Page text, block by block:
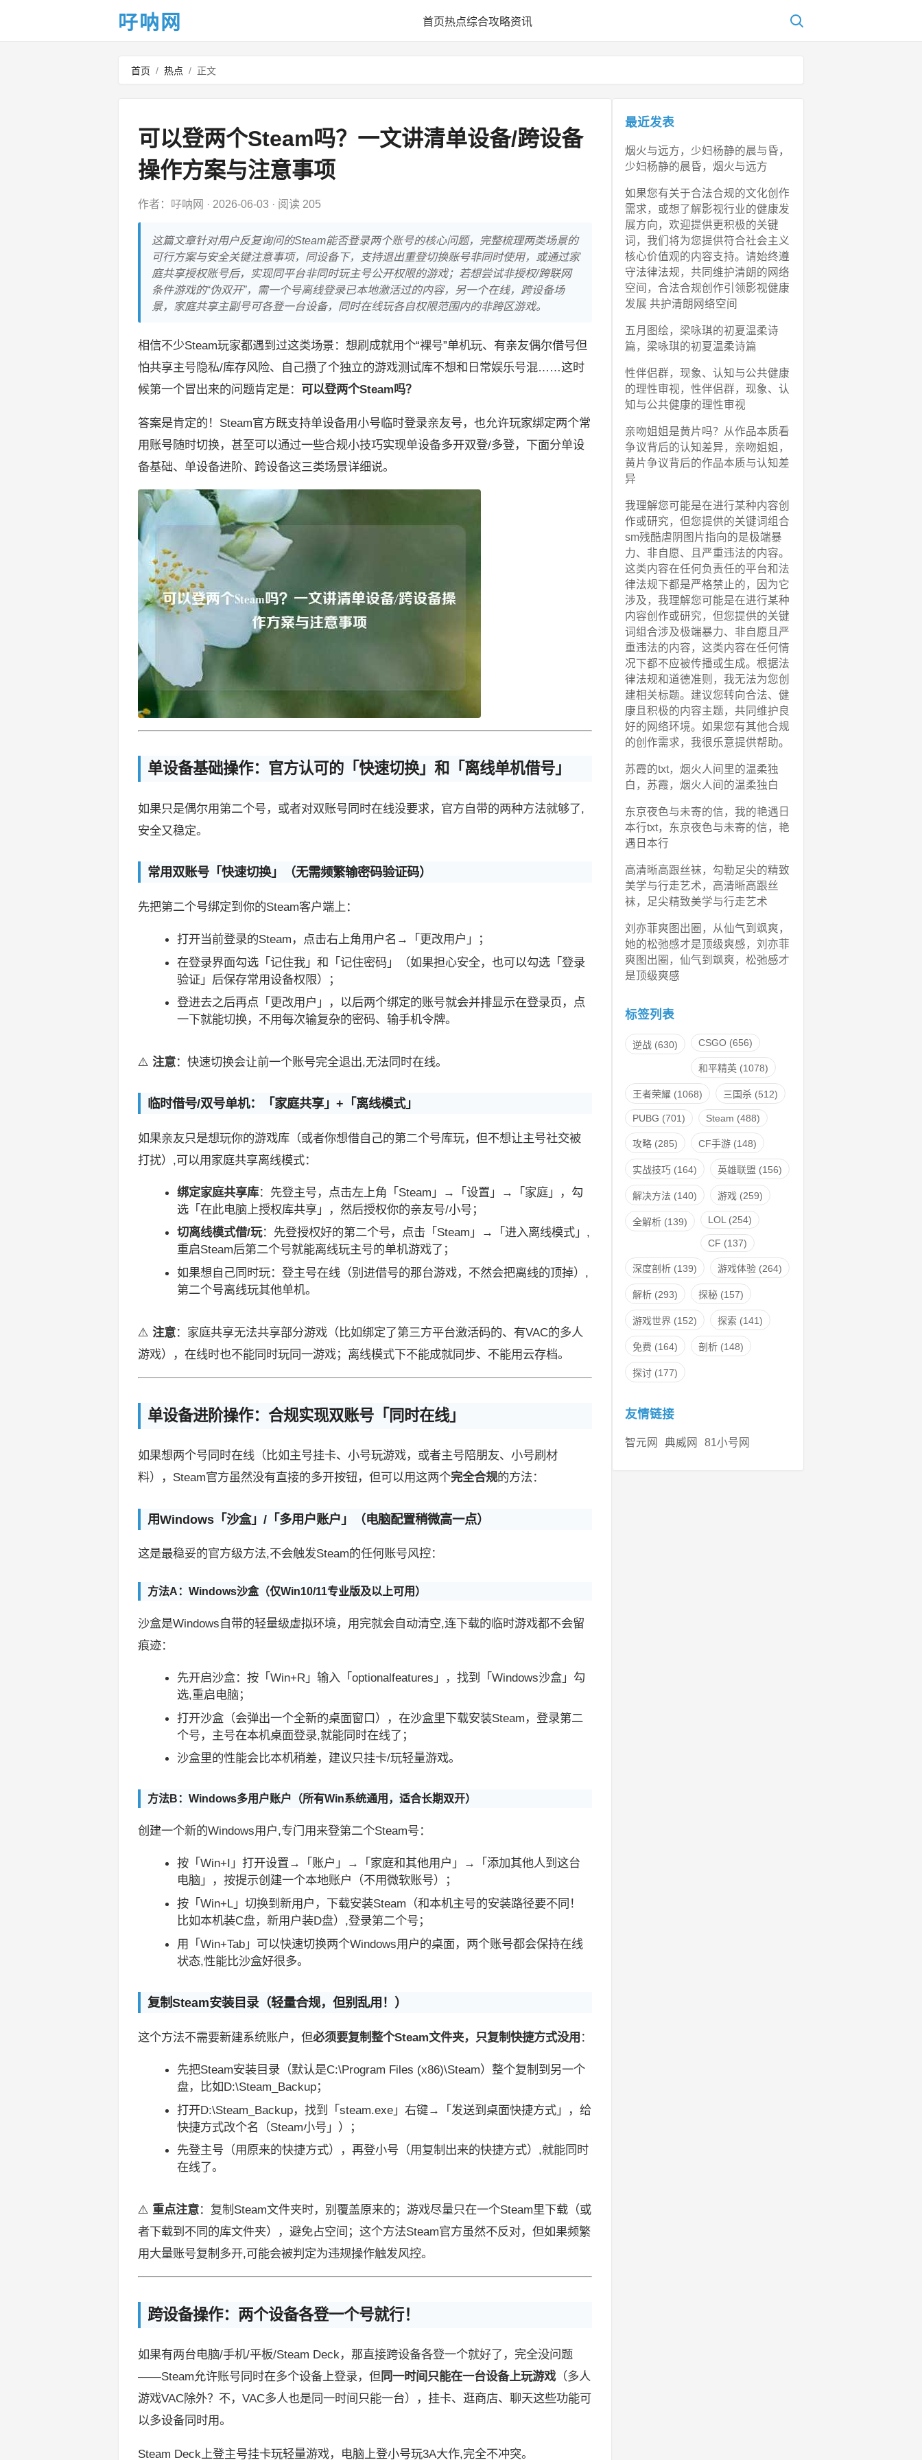
吇呐网 首页热点综合攻略资讯
首页 / 热点 / 正文
可以登两个Steam吗？一文讲清单设备/跨设备
操作方案与注意事项
作者：吇呐网 · 2026-06-03 · 阅读 205
这篇文章针对用户反复询问的Steam能否登录两个账号的核心问题，完整梳理两类场景的
可行方案与安全关键注意事项，同设备下，支持退出重登切换账号非同时使用，或通过家
庭共享授权账号后，实现同平台非同时玩主号公开权限的游戏；若想尝试非授权/跨联网
条件游戏的“伪双开”，需一个号离线登录已本地激活过的内容，另一个在线，跨设备场
景，家庭共享主副号可各登一台设备，同时在线玩各自权限范围内的非跨区游戏。
相信不少Steam玩家都遇到过这类场景：想刷成就用个“裸号”单机玩、有亲友偶尔借号但
怕共享主号隐私/库存风险、自己攒了个独立的游戏测试库不想和日常娱乐号混……这时
候第一个冒出来的问题肯定是： 可以登两个Steam吗？
答案是肯定的！Steam官方既支持单设备用小号临时登录亲友号，也允许玩家绑定两个常
用账号随时切换，甚至可以通过一些合规小技巧实现单设备多开双登/多登，下面分单设
备基础、单设备进阶、跨设备这三类场景详细说。
单设备基础操作：官方认可的「快速切换」和「离线单机借号」
如果只是偶尔用第二个号，或者对双账号同时在线没要求，官方自带的两种方法就够了,
安全又稳定。
常用双账号「快速切换」（无需频繁输密码验证码）
先把第二个号绑定到你的Steam客户端上：
打开当前登录的Steam，点击右上角用户名→「更改用户」；
在登录界面勾选「记住我」和「记住密码」（如果担心安全，也可以勾选「登录
验证」后保存常用设备权限）；
登进去之后再点「更改用户」，以后两个绑定的账号就会并排显示在登录页，点
一下就能切换，不用每次输复杂的密码、输手机令牌。
⚠️ 注意：快速切换会让前一个账号完全退出,无法同时在线。
临时借号/双号单机：「家庭共享」+「离线模式」
如果亲友只是想玩你的游戏库（或者你想借自己的第二个号库玩，但不想让主号社交被
打扰）,可以用家庭共享离线模式：
绑定家庭共享库：先登主号，点击左上角「Steam」→「设置」→「家庭」，勾
选「在此电脑上授权库共享」，然后授权你的亲友号/小号；
切离线模式借/玩：先登授权好的第二个号，点击「Steam」→「进入离线模式」,
重启Steam后第二个号就能离线玩主号的单机游戏了；
如果想自己同时玩：登主号在线（别进借号的那台游戏，不然会把离线的顶掉）,
第二个号离线玩其他单机。
⚠️ 注意：家庭共享无法共享部分游戏（比如绑定了第三方平台激活码的、有VAC的多人
游戏），在线时也不能同时玩同一游戏；离线模式下不能成就同步、不能用云存档。
单设备进阶操作：合规实现双账号「同时在线」
如果想两个号同时在线（比如主号挂卡、小号玩游戏，或者主号陪朋友、小号刷材
料），Steam官方虽然没有直接的多开按钮，但可以用这两个完全合规的方法：
用Windows「沙盒」/「多用户账户」（电脑配置稍微高一点）
这是最稳妥的官方级方法,不会触发Steam的任何账号风控：
方法A：Windows沙盒（仅Win10/11专业版及以上可用）
沙盒是Windows自带的轻量级虚拟环境，用完就会自动清空,连下载的临时游戏都不会留
痕迹：
先开启沙盒：按「Win+R」输入「optionalfeatures」，找到「Windows沙盒」勾
选,重启电脑；
打开沙盒（会弹出一个全新的桌面窗口），在沙盒里下载安装Steam，登录第二
个号，主号在本机桌面登录,就能同时在线了；
沙盒里的性能会比本机稍差，建议只挂卡/玩轻量游戏。
方法B：Windows多用户账户（所有Win系统通用，适合长期双开）
创建一个新的Windows用户,专门用来登第二个Steam号：
按「Win+I」打开设置→「账户」→「家庭和其他用户」→「添加其他人到这台
电脑」，按提示创建一个本地账户（不用微软账号）；
按「Win+L」切换到新用户，下载安装Steam（和本机主号的安装路径要不同！
比如本机装C盘，新用户装D盘）,登录第二个号；
用「Win+Tab」可以快速切换两个Windows用户的桌面，两个账号都会保持在线
状态,性能比沙盒好很多。
复制Steam安装目录（轻量合规，但别乱用！）
这个方法不需要新建系统账户，但必须要复制整个Steam文件夹，只复制快捷方式没用 ：
先把Steam安装目录（默认是C:\Program Files (x86)\Steam）整个复制到另一个
盘，比如D:\Steam_Backup；
打开D:\Steam_Backup，找到「steam.exe」右键→「发送到桌面快捷方式」，给
快捷方式改个名（Steam小号」）；
先登主号（用原来的快捷方式），再登小号（用复制出来的快捷方式）,就能同时
在线了。
⚠️ 重点注意：复制Steam文件夹时，别覆盖原来的；游戏尽量只在一个Steam里下载（或
者下载到不同的库文件夹），避免占空间；这个方法Steam官方虽然不反对，但如果频繁
用大量账号复制多开,可能会被判定为违规操作触发风控。
跨设备操作：两个设备各登一个号就行！
如果有两台电脑/手机/平板/Steam Deck，那直接跨设备各登一个就好了，完全没问题
——Steam允许账号同时在多个设备上登录，但同一时间只能在一台设备上玩游戏（多人
游戏VAC除外？不，VAC多人也是同一时间只能一台），挂卡、逛商店、聊天这些功能可
以多设备同时用。
Steam Deck上登主号挂卡玩轻量游戏，电脑上登小号玩3A大作,完全不冲突。
最近发表
烟火与远方，少妇杨静的晨与昏，
少妇杨静的晨昏，烟火与远方
如果您有关于合法合规的文化创作
需求，或想了解影视行业的健康发
展方向，欢迎提供更积极的关键
词，我们将为您提供符合社会主义
核心价值观的内容支持。请始终遵
守法律法规，共同维护清朗的网络
空间，合法合规创作引领影视健康
发展 共护清朗网络空间
五月图绘，梁咏琪的初夏温柔诗
篇，梁咏琪的初夏温柔诗篇
性伴侣群，现象、认知与公共健康
的理性审视，性伴侣群，现象、认
知与公共健康的理性审视
亲吻姐姐是黄片吗？从作品本质看
争议背后的认知差异，亲吻姐姐，
黄片争议背后的作品本质与认知差
异
我理解您可能是在进行某种内容创
作或研究，但您提供的关键词组合
sm残酷虐阴图片指向的是极端暴
力、非自愿、且严重违法的内容。
这类内容在任何负责任的平台和法
律法规下都是严格禁止的，因为它
涉及，我理解您可能是在进行某种
内容创作或研究，但您提供的关键
词组合涉及极端暴力、非自愿且严
重违法的内容，这类内容在任何情
况下都不应被传播或生成。根据法
律法规和道德准则，我无法为您创
建相关标题。建议您转向合法、健
康且积极的内容主题，共同维护良
好的网络环境。如果您有其他合规
的创作需求，我很乐意提供帮助。
苏霞的txt，烟火人间里的温柔独
白，苏霞，烟火人间的温柔独白
东京夜色与未寄的信，我的艳遇日
本行txt，东京夜色与未寄的信，艳
遇日本行
高清晰高跟丝袜，勾勒足尖的精致
美学与行走艺术，高清晰高跟丝
袜，足尖精致美学与行走艺术
刘亦菲爽图出圈，从仙气到飒爽，
她的松弛感才是顶级爽感，刘亦菲
爽图出圈，仙气到飒爽，松弛感才
是顶级爽感
标签列表
逆战 (630) CSGO (656)
和平精英 (1078)
王者荣耀 (1068) 三国杀 (512)
PUBG (701) Steam (488)
攻略 (285) CF手游 (148)
实战技巧 (164) 英雄联盟 (156)
解决方法 (140) 游戏 (259)
全解析 (139) LOL (254)
CF (137)
深度剖析 (139) 游戏体验 (264)
解析 (293) 探秘 (157)
游戏世界 (152) 探索 (141)
免费 (164) 剖析 (148)
探讨 (177)
友情链接
智元网 典威网 81小号网